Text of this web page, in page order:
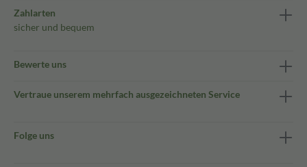
Zahlarten
sicher und bequem
Bewerte uns
Vertraue unserem mehrfach ausgezeichneten Service
Folge uns